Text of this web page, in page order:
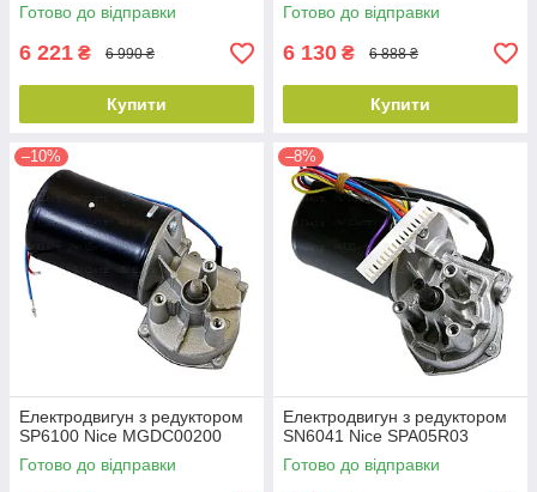
Готово до відправки
6 221 ₴ 6 990 ₴
Купити
Готово до відправки
6 130 ₴ 6 888 ₴
Купити
–10%
Електродвигун з редуктором
SP6100 Nice MGDC00200
Готово до відправки
–8%
Електродвигун з редуктором
SN6041 Nice SPA05R03
Готово до відправки